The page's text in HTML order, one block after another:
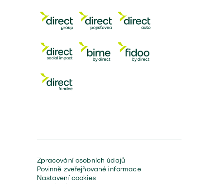
Zpracování osobních údajů
Povinně zveřejňované informace
Nastavení cookies